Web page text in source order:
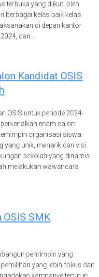
terbuka yang diikuti oleh
berbagai kelas baik kelas
di depan kantor
dan...
Kandidat OSIS
OSIS untuk periode 2024-
enam calon
organisasi siswa.
yang unik, menarik dan visi
sekolah yang dinamis
melakukan wawancara
OSIS SMK
pemimpin yang
yang lebih fokus dan